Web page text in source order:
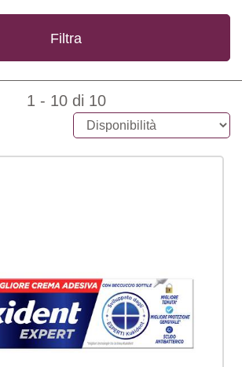
1 - 10 di 10